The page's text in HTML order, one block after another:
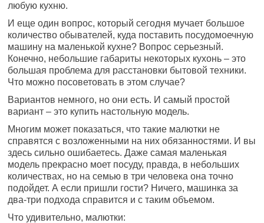
любую кухню.
И еще один вопрос, который сегодня мучает большое
количество обывателей, куда поставить посудомоечную
машину на маленькой кухне? Вопрос серьезный.
Конечно, небольшие габариты некоторых кухонь – это
большая проблема для расстановки бытовой техники.
Что можно посоветовать в этом случае?
Вариантов немного, но они есть. И самый простой
вариант – это купить настольную модель.
Многим может показаться, что такие малютки не
справятся с возложенными на них обязанностями. И вы
здесь сильно ошибаетесь. Даже самая маленькая
модель прекрасно моет посуду, правда, в небольших
количествах, но на семью в три человека она точно
подойдет. А если пришли гости? Ничего, машинка за
два-три подхода справится и с таким объемом.
Что удивительно, малютки: